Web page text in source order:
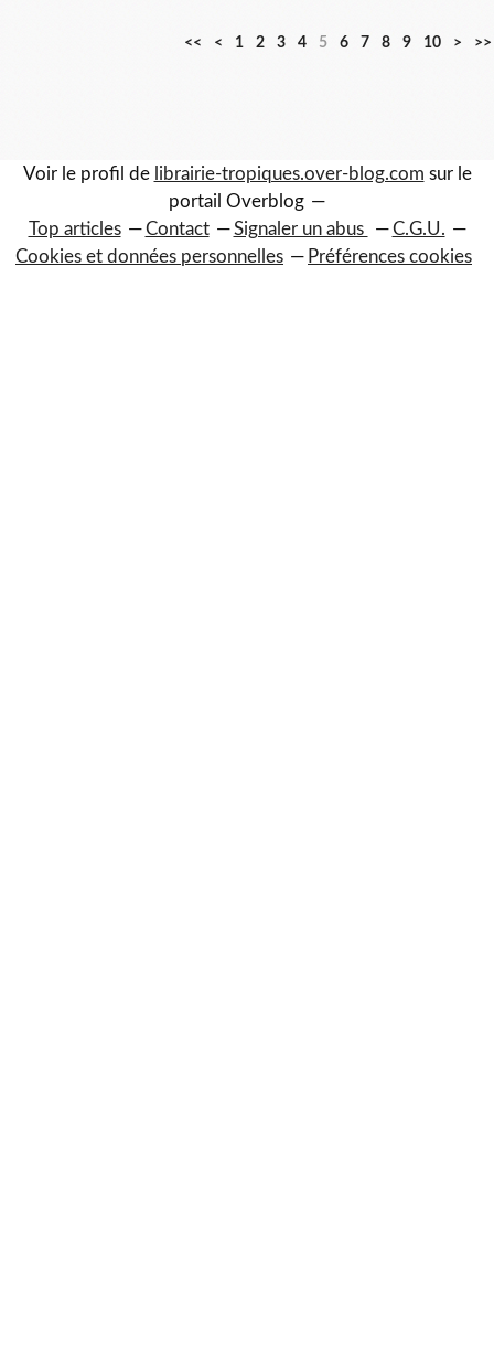
<< < 1 2 3 4 5 6 7 8 9 10 > >>
Voir le profil de librairie-tropiques.over-blog.com sur le
portail Overblog
Top articles
Contact Signaler un abus
C.G.U.
Cookies et données personnelles
Préférences cookies